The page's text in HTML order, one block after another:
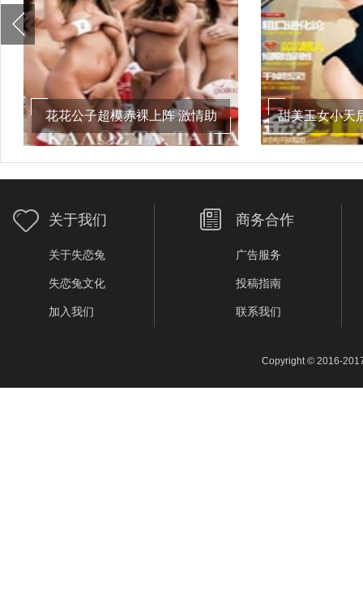
花花公子超模赤裸上阵 激情助
阵欧洲杯
甜美玉女小天
装》 大
关于我们
关于失恋兔
失恋兔文化
加入我们
商务合作
广告服务
投稿指南
联系我们
Copyright © 2016-